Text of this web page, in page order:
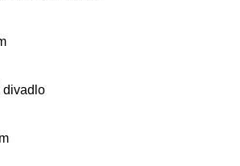
divadlo